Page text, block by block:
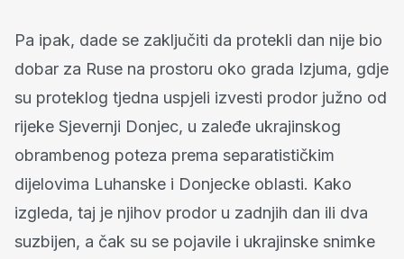
Pa ipak, dade se zaključiti da protekli dan nije bio
dobar za Ruse na prostoru oko grada Izjuma, gdje
su proteklog tjedna uspjeli izvesti prodor južno od
rijeke Sjevernji Donjec, u zaleđe ukrajinskog
obrambenog poteza prema separatističkim
dijelovima Luhanske i Donjecke oblasti. Kako
izgleda, taj je njihov prodor u zadnjih dan ili dva
suzbijen, a čak su se pojavile i ukrajinske snimke